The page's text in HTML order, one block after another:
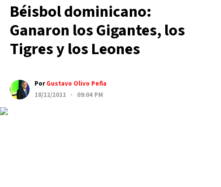
Béisbol dominicano:
Ganaron los Gigantes, los
Tigres y los Leones
PorGustavo Olivo Peña
18/12/2011 · 09:04 PM